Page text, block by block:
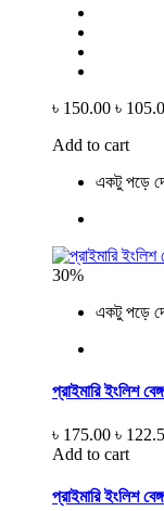
৳ 150.00 ৳
Add to cart
একটু পড়ে
30%
একটু পড়ে
প্রাইমারি ইংলিশ
৳ 175.00 ৳
Add to cart
প্রাইমারি ইংলিশ